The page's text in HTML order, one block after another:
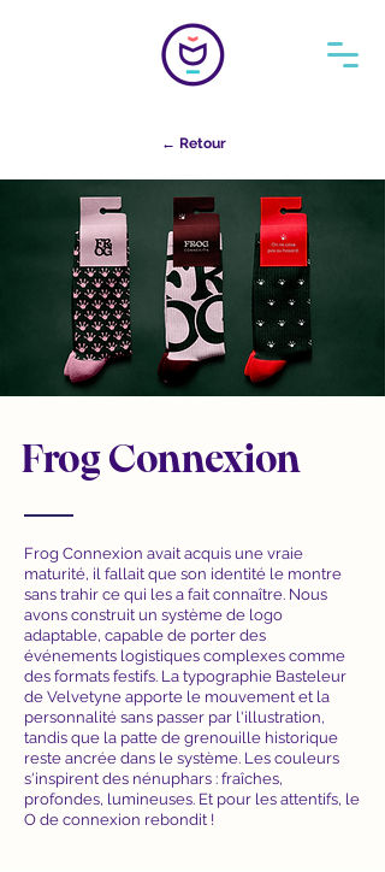
← Retour
Frog Connexion
Frog Connexion avait acquis une vraie
maturité, il fallait que son identité le montre
sans trahir ce qui les a fait connaître. Nous
avons construit un système de logo
adaptable, capable de porter des
événements logistiques complexes comme
des formats festifs. La typographie Basteleur
de Velvetyne apporte le mouvement et la
personnalité sans passer par l'illustration,
tandis que la patte de grenouille historique
reste ancrée dans le système. Les couleurs
s'inspirent des nénuphars : fraîches,
profondes, lumineuses. Et pour les attentifs, le
O de connexion rebondit !